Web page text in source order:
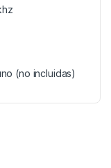
(no incluidas)